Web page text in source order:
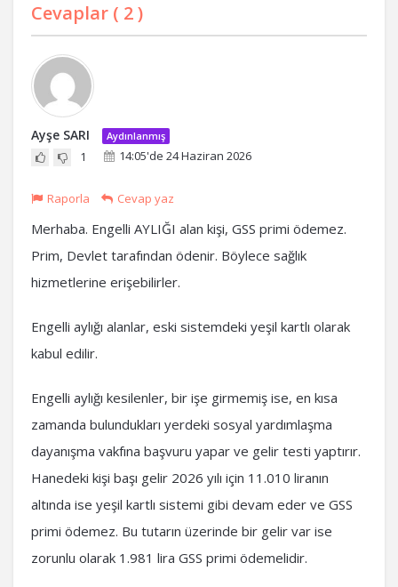
Cevaplar ( 2)
Ayşe SARI Aydınlanmış
1 14:05'de 24 Haziran 2026
Raporla Cevap yaz
Merhaba. Engelli AYLIĞI alan kişi, GSS primi ödemez.
Prim, Devlet tarafından ödenir. Böylece sağlık
hizmetlerine erişebilirler.
Engelli aylığı alanlar, eski sistemdeki yeşil kartlı olarak
kabul edilir.
Engelli aylığı kesilenler, bir işe girmemiş ise, en kısa
zamanda bulundukları yerdeki sosyal yardımlaşma
dayanışma vakfına başvuru yapar ve gelir testi yaptırır.
Hanedeki kişi başı gelir 2026 yılı için 11.010 liranın
altında ise yeşil kartlı sistemi gibi devam eder ve GSS
primi ödemez. Bu tutarın üzerinde bir gelir var ise
zorunlu olarak 1.981 lira GSS primi ödemelidir.